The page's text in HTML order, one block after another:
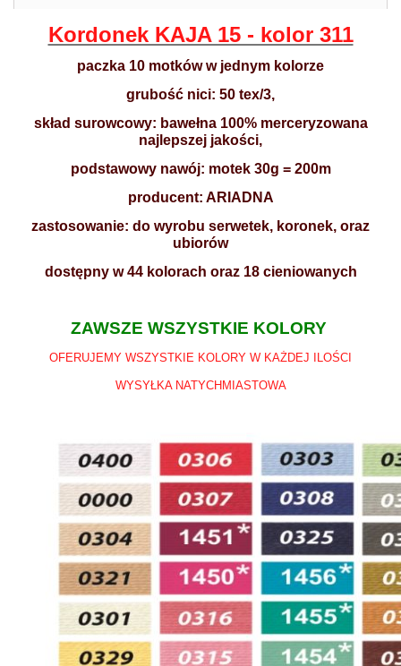
Kordonek KAJA 15 - kolor 311
paczka 10 motków w jednym kolorze
grubość nici: 50 tex/3,
skład surowcowy: bawełna 100% merceryzowana
najlepszej jakości,
podstawowy nawój: motek 30g = 200m
producent: ARIADNA
zastosowanie: do wyrobu serwetek, koronek, oraz
ubiorów
dostępny w 44 kolorach oraz 18 cieniowanych
ZAWSZE WSZYSTKIE KOLORY
OFERUJEMY WSZYSTKIE KOLORY W KAŻDEJ ILOŚCI
WYSYŁKA NATYCHMIASTOWA